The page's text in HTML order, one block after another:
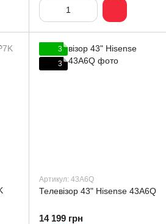
3
3
Артикул: 43A6Q
Телевізор 43" Hisense 43A6Q
14 199 грн